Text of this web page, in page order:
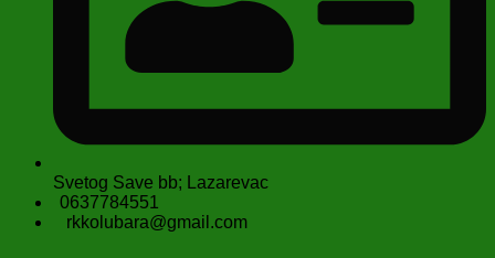
Svetog Save bb; Lazarevac
0637784551
rkkolubara@gmail.com